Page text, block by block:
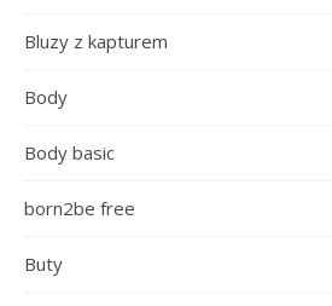
Bluzy z kapturem
Body
Body basic
born2be free
Buty